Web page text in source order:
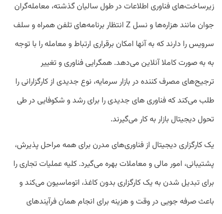
زیرساخت‌های فناوری اطلاعات در طول سالیان گذشته، معامله‌گران
جوان مانند هزاره‌ها و نسل Z انتظار برنامه‌های تلفن همراه و سلف
سرویس را دارند که به آنها امکان برقراری ارتباط و معامله را با توجه
به به صورت کاملا آنلاین می‌دهد. همگرایی فناوری و تغییر
ترجیح‌های مصرف کننده در بازار سرمایه، نوع جدیدی از کارگزارانی را
طلب می‌کند که فناوری های جدیدی را برای رشد و شکوفایی در طی
تحول دیجیتال بازار به کار می‌گیرند.
یک کارگزاری دیجیتال از فناوری‌های مدرن برای همه مراحل پذیرش،
پشتیبانی، امور مالی و معاملات بهره می‌گیرد. کلیه عملیات تجاری را
برای تبدیل شدن به یک کارگزاری بدون کاغذ، اتوماسیون می‌کند و
باعث صرفه جویی در وقت و هزینه برای انجام همان فرآیندهای